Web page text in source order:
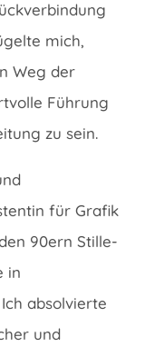
mich,
Weg der
Führung
zu sein.
für Grafik
90ern Stille-
in
absolvierte
und